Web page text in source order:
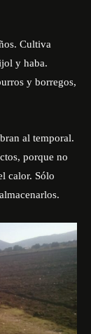
Cultiva
y haba.
y borregos,
al temporal.
porque no
calor. Sólo